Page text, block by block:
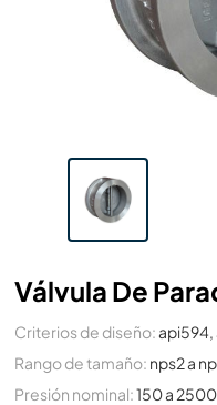
Válvula De
Criterios de diseño: api594,
Rango de tamaño: nps2 a
Presión nominal:150 a 2500